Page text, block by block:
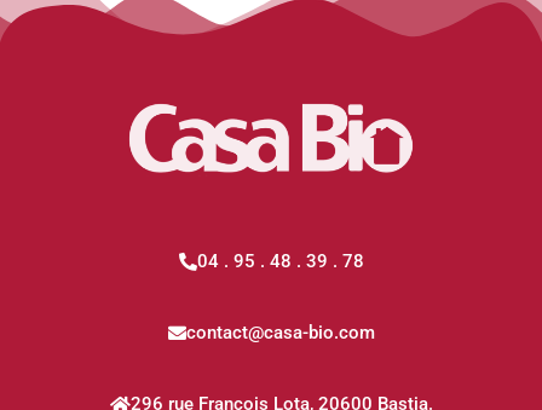
04 . 95 . 48 . 39 . 78
contact@casa-bio.com
296 rue François Lota, 20600 Bastia.